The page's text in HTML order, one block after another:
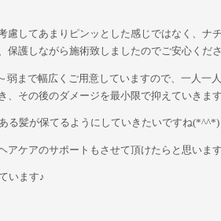
慮してあまりピンッとした感じではなく、ナ
護しながら施術致しましたのでご安心くださ
まで幅広くご用意していますので、一人一
その後のダメージを最小限で抑えていきます
る髪が保てるようにしていきたいですね(*^^*)
アケアのサポートもさせて頂けたらと思い
います♪